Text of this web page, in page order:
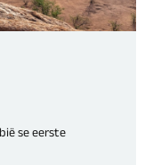
se eerste